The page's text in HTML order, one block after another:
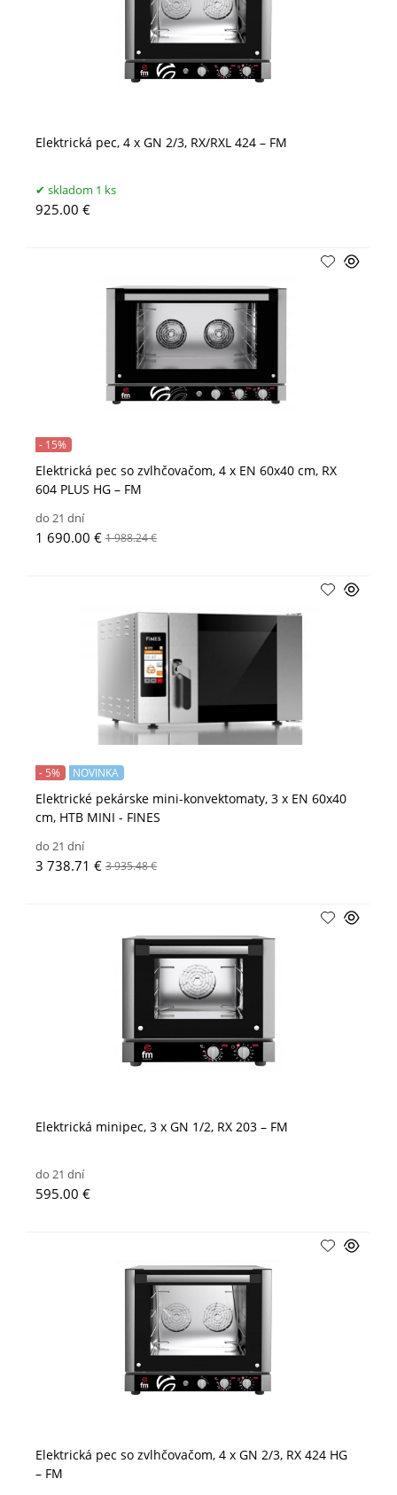
Elektrická pec, 4 x GN 2/3, RX/RXL 424 – FM
skladom 1 ks
925.00 €
Elektrická pec so zvlhčovačom, 4 x EN 60x40 cm, RX
604 PLUS HG – FM
- 15%
do 21 dní
1 690.00 € 1 988.24 €
Elektrické pekárske mini-konvektomaty, 3 x EN 60x40
cm, HTB MINI - FINES
- 5% NOVINKA
do 21 dní
3 738.71 € 3 935.48 €
Elektrická minipec, 3 x GN 1/2, RX 203 – FM
do 21 dní
595.00 €
Elektrická pec so zvlhčovačom, 4 x GN 2/3, RX 424 HG
– FM